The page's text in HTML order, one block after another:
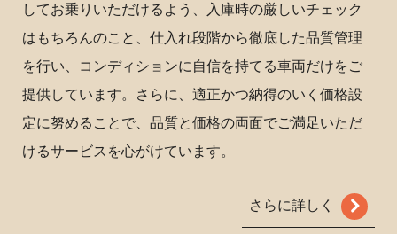
してお乗りいただけるよう、入庫時の厳しいチェック
はもちろんのこと、仕入れ段階から徹底した品質管理
を行い、コンディションに自信を持てる車両だけをご
提供しています。さらに、適正かつ納得のいく価格設
定に努めることで、品質と価格の両面でご満足いただ
けるサービスを心がけています。
さらに詳しく